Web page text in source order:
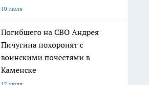
10 июля
Погибшего на СВО Андрея
Пичугина похоронят с
воинскими почестями в
Каменске